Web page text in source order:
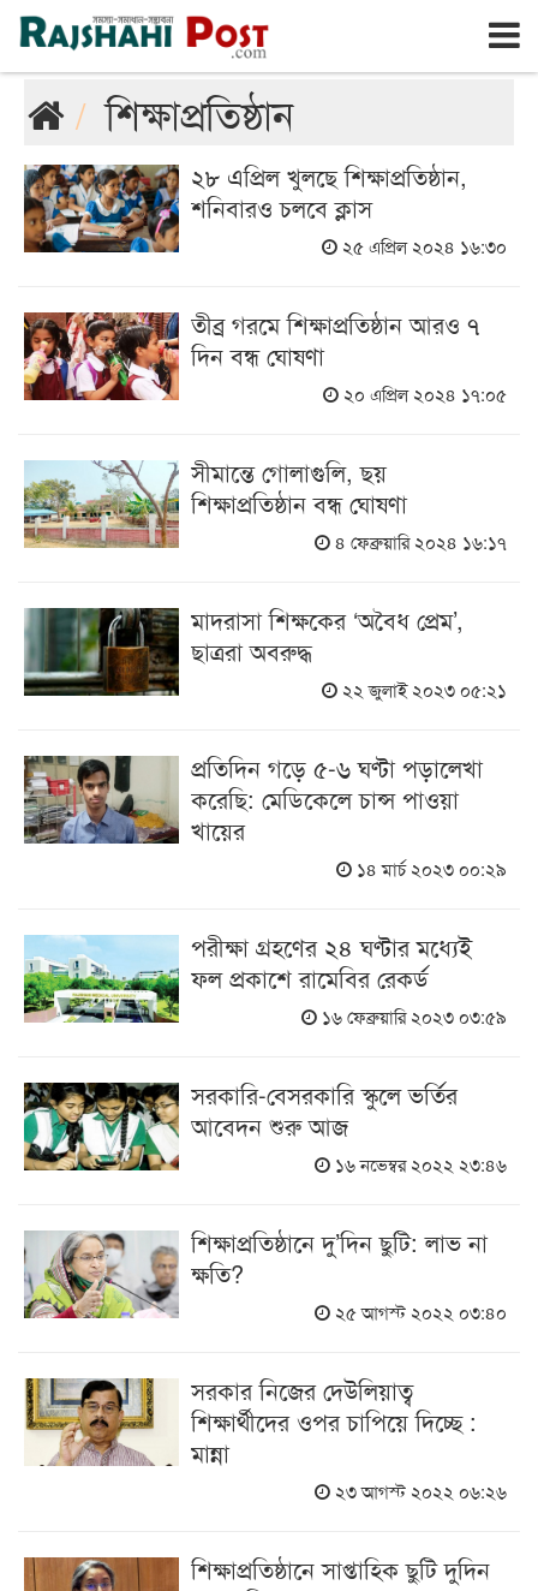
রাজশাহী রবিবার, ৯ই আগস্ট ২০২৬, ২৬শে শ্রাবণ ১৪৩৩
শিক্ষাপ্রতিষ্ঠান
২৮ এপ্রিল খুলছে শিক্ষাপ্রতিষ্ঠান,
শনিবারও চলবে ক্লাস
২৫ এপ্রিল ২০২৪ ১৬:৩০
তীব্র গরমে শিক্ষাপ্রতিষ্ঠান আরও ৭
দিন বন্ধ ঘোষণা
২০ এপ্রিল ২০২৪ ১৭:০৫
সীমান্তে গোলাগুলি, ছয়
শিক্ষাপ্রতিষ্ঠান বন্ধ ঘোষণা
৪ ফেব্রুয়ারি ২০২৪ ১৬:১৭
মাদরাসা শিক্ষকের ‘অবৈধ প্রেম’,
ছাত্ররা অবরুদ্ধ
২২ জুলাই ২০২৩ ০৫:২১
প্রতিদিন গড়ে ৫-৬ ঘণ্টা পড়ালেখা
করেছি: মেডিকেলে চান্স পাওয়া
খায়ের
১৪ মার্চ ২০২৩ ০০:২৯
পরীক্ষা গ্রহণের ২৪ ঘণ্টার মধ্যেই
ফল প্রকাশে রামেবির রেকর্ড
১৬ ফেব্রুয়ারি ২০২৩ ০৩:৫৯
সরকারি-বেসরকারি স্কুলে ভর্তির
আবেদন শুরু আজ
১৬ নভেম্বর ২০২২ ২৩:৪৬
শিক্ষাপ্রতিষ্ঠানে দু’দিন ছুটি: লাভ না
ক্ষতি?
২৫ আগস্ট ২০২২ ০৩:৪০
সরকার নিজের দেউলিয়াত্ব
শিক্ষার্থীদের ওপর চাপিয়ে দিচ্ছে :
মান্না
২৩ আগস্ট ২০২২ ০৬:২৬
শিক্ষাপ্রতিষ্ঠানে সাপ্তাহিক ছুটি দুদিন